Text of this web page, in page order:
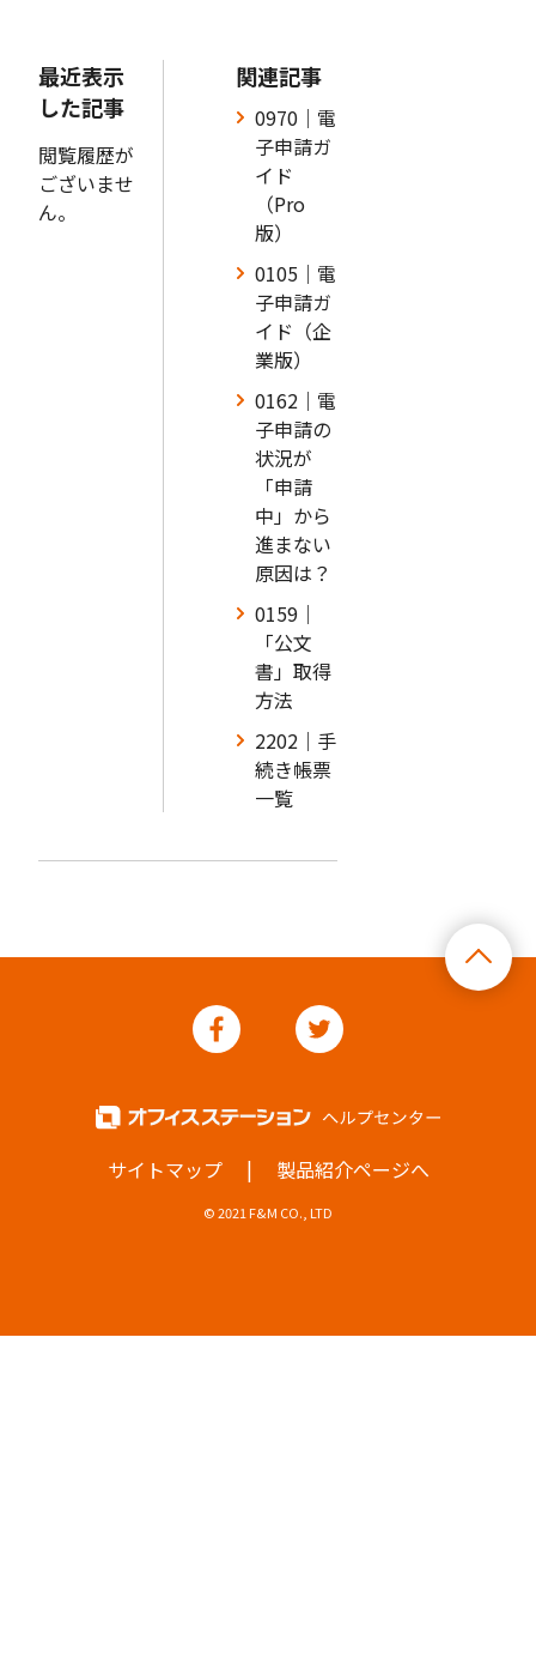
最近表示
した記事
閲覧履歴が
ございませ
ん。
関連記事
0970｜電
子申請ガ
イド
（Pro
版）
0105｜電
子申請ガ
イド（企
業版）
0162｜電
子申請の
状況が
「申請
中」から
進まない
原因は？
0159｜
「公文
書」取得
方法
2202｜手
続き帳票
一覧
サイトマップ | 製品紹介ページへ
© 2021 F&M CO., LTD